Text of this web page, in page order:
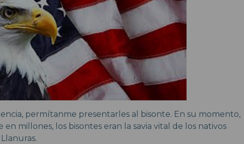
permítanme presentarles al bisonte. En su momento,
millones, los bisontes eran la savia vital de los nativos